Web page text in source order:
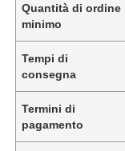
Quantità di ordine
minimo
Tempi di
consegna
Termini di
pagamento